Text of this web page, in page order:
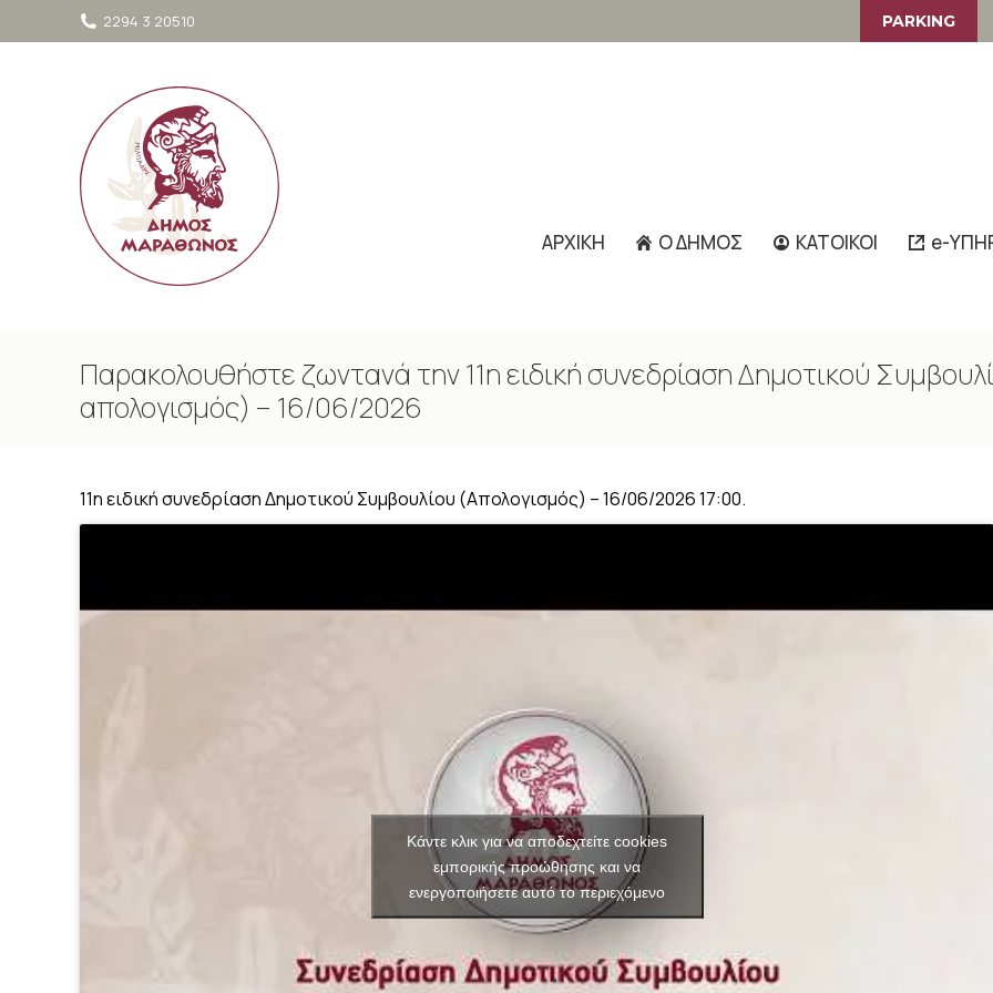
περιεχόμενο2294 3 20510 PARKING
ΑΡΧΙΚΗ Ο ΔΗΜΟΣ ΚΑΤΟΙΚΟΙ e-
Παρακολουθήστε ζωντανά την 11η ειδική συνεδρίαση Δημοτικού
απολογισμός) – 16/06/2026
11η ειδική συνεδρίαση Δημοτικού Συμβουλίου (Απολογισμός) – 16/06/2026 17:00.
Κάντε κλικ για να αποδεχτείτε cookies
εμπορικής προώθησης και να
ενεργοποιήσετε αυτό το περιεχόμενο